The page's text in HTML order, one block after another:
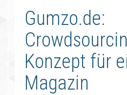
Gumzo.de:
Konzept für
Magazin